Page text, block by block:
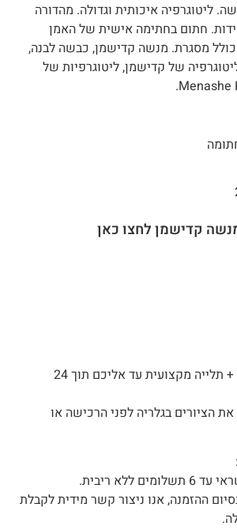
ליטוגרפיה איכותית וגדולה. מהדורה
מתוך 250 יחידות. חתום בחתימה אישית של האמן
מסגרת. מנשה קדישמן, כבשה לבנה,
של קדישמן, ליטוגרפיות של
קדישמן לחצו כאן
ניתן להזמין משלוח + תלייה מקצועית עד אליכם תוך 24
את הציורים בגלריה לפני הרכישה או
ללא ריבית.
ההזמנה, אנו ניצור קשר מידית לקבלת